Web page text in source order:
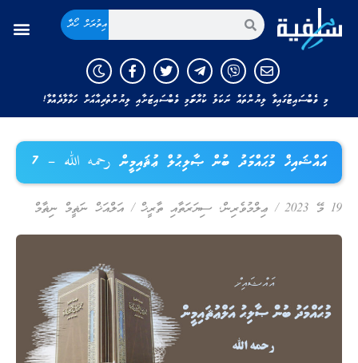
އިތުރަށް ހޯދާ
މި ވެބްސައިޓުގައިވާ ލިޔުންތައް ނަކަލު ކުރާނަމަ މި ވެބްސައިޓަށާއި ލިޔުންތެރިއާއަށް ހަވާލާދެއްވާ!
އައްޝައިޚް މުޙައްމަދު ބުން ޞާލިޙުލް ޢުޘައިމީން رحمه الله – 7
19 މޭ 2023 / ޢިލްމުވެރިން, ސިޔަރަތާއި ތާރީޚް / އަލްއަޚް ނަޡީމް ނިޡާމް